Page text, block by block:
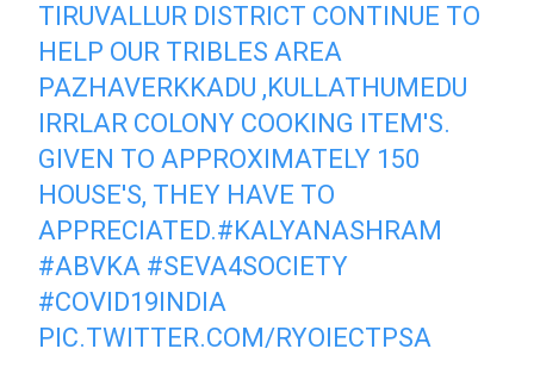
TIRUVALLUR DISTRICT CONTINUE TO
HELP OUR TRIBLES AREA
PAZHAVERKKADU ,KULLATHUMEDU
IRRLAR COLONY COOKING ITEM'S.
GIVEN TO APPROXIMATELY 150
HOUSE'S, THEY HAVE TO
APPRECIATED.#KALYANASHRAM
#ABVKA #SEVA4SOCIETY
#COVID19INDIA
PIC.TWITTER.COM/RYOIECTPSA